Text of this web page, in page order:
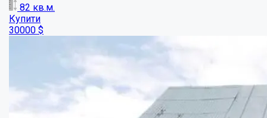
Продається чудовий будинок 25 км від м.П...
Кімнат: